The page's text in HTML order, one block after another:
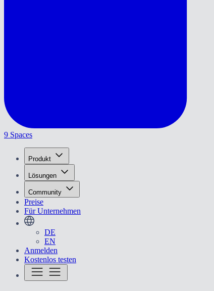
9 Spaces
Produkt
Lösungen
Community
Preise
Für Unternehmen
DE
EN
Anmelden
Kostenlos testen